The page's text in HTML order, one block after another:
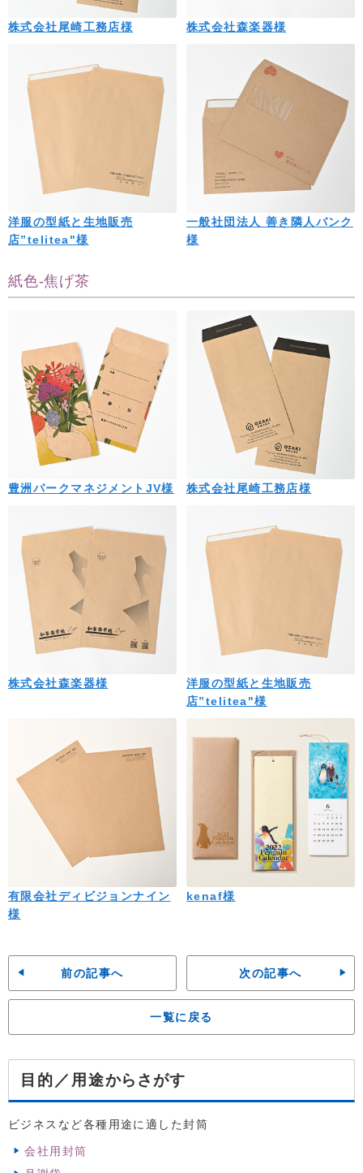
株式会社尾崎工務店様 株式会社森楽器様
洋服の型紙と生地販売
店”telitea"様
一般社団法人 善き隣人バンク
様
紙色-焦げ茶
豊洲パークマネジメントJV様 株式会社尾崎工務店様
株式会社森楽器様
洋服の型紙と生地販売
店”telitea"様
有限会社ディビジョンナイン
様
kenaf様
前の記事へ
一覧に戻る
次の記事へ
目的／用途からさがす
ビジネスなど各種用途に適した封筒
会社用封筒